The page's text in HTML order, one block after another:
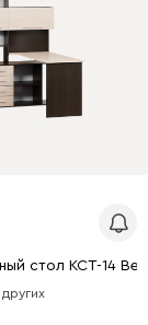
правый
стол КСТ-14